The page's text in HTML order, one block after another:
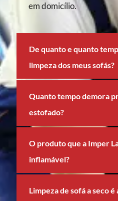
em domicílio.
De quanto e quanto
limpeza dos meus sofás?
Quanto tempo demora
estofado?
O produto que a Imper
inflamável?
Limpeza de sofá a seco é